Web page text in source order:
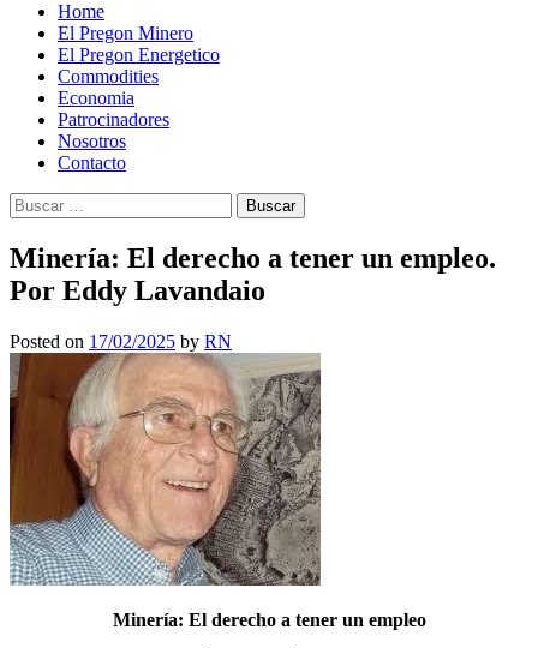
Home
El Pregon Minero
El Pregon Energetico
Commodities
Economia
Patrocinadores
Nosotros
Contacto
Buscar:
Minería: El derecho a tener un empleo.
Por Eddy Lavandaio
Posted on 17/02/2025 by RN
Minería: El derecho a tener un empleo